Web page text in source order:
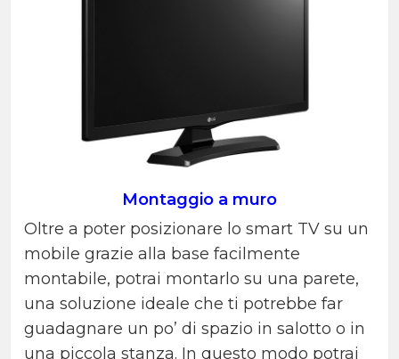
Montaggio a muro
Oltre a poter posizionare lo smart TV su un
mobile grazie alla base facilmente
montabile, potrai montarlo su una parete,
una soluzione ideale che ti potrebbe far
guadagnare un po’ di spazio in salotto o in
una piccola stanza. In questo modo potrai